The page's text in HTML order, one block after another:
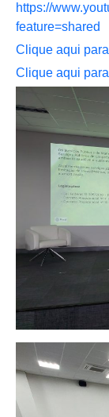
https://
feature=shared
Clique aqui
Clique aqui